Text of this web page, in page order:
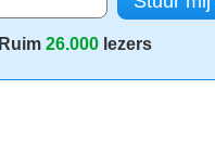
Ruim 26.000 lezers